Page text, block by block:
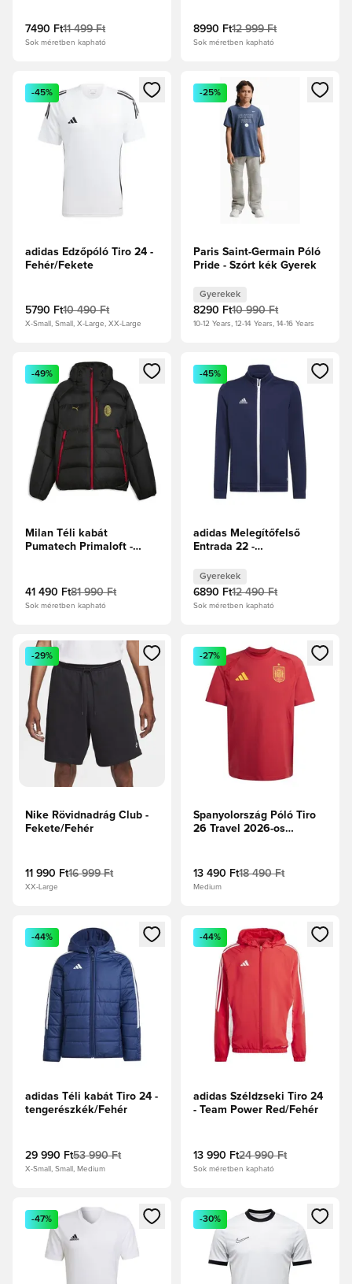
7490 Ft11 499 Ft
Sok méretben kapható
8990 Ft12 999 Ft
Sok méretben kapható
Megnyit egy modált a bejelentkezéshez vagy a tagként
-45%
adidas Edzőpóló Tiro 24 -
Fehér/Fekete
5790 Ft10 490 Ft
X-Small, Small, X-Large, XX-Large
Megnyit egy modált a
-25%
Paris Saint-Germain Póló
Pride - Szórt kék Gyerek
Gyerekek
8290 Ft10 990 Ft
10-12 Years, 12-14 Years, 14-16 Years
Megnyit egy modált a bejelentkezéshez vagy a tagként
-49%
Milan Téli kabát
Pumatech Primaloft -
41 490 Ft81 990 Ft
Sok méretben kapható
Megnyit egy modált a
-45%
adidas Melegítőfelső
Entrada 22 -
Gyerekek
6890 Ft12 490 Ft
Sok méretben kapható
Megnyit egy modált a bejelentkezéshez vagy a tagként
-29%
Nike Rövidnadrág Club -
Fekete/Fehér
11 990 Ft16 999 Ft
XX-Large
Megnyit egy modált a
-27%
Spanyolország Póló Tiro
26 Travel 2026-os
13 490 Ft18 490 Ft
Medium
Megnyit egy modált a bejelentkezéshez vagy a tagként
-44%
adidas Téli kabát Tiro 24 -
tengerészkék/Fehér
29 990 Ft53 990 Ft
X-Small, Small, Medium
Megnyit egy modált a
-44%
adidas Széldzseki Tiro 24
- Team Power Red/Fehér
13 990 Ft24 990 Ft
Sok méretben kapható
Megnyit egy modált a bejelentkezéshez vagy a tagként
-47%
Megnyit egy modált a
-30%